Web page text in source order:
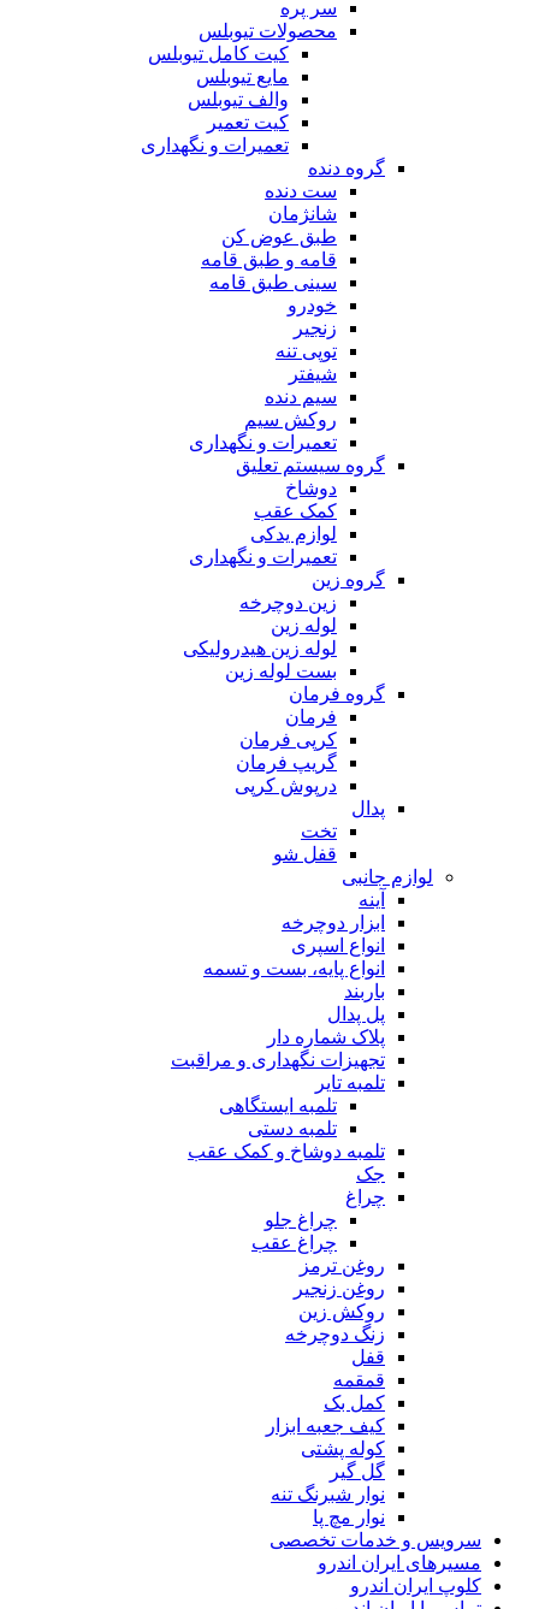
سر پره
محصولات تیوبلس
کیت کامل تیوبلس
مایع تیوبلس
والف تیوبلس
کیت تعمیر
تعمیرات و نگهداری
گروه دنده
ست دنده
شانژمان
طبق عوض کن
قامه و طبق قامه
سینی طبق قامه
خودرو
زنجیر
توپی تنه
شیفتر
سیم دنده
روکش سیم
تعمیرات و نگهداری
گروه سیستم تعلیق
دوشاخ
کمک عقب
لوازم یدکی
تعمیرات و نگهداری
گروه زین
زین دوچرخه
لوله زین
لوله زین هیدرولیکی
بست لوله زین
گروه فرمان
فرمان
کرپی فرمان
گریپ فرمان
درپوش کرپی
پدال
تخت
قفل شو
لوازم جانبی
آینه
ابزار دوچرخه
انواع اسپری
انواع پایه، بست و تسمه
باربند
پل پدال
پلاک شماره دار
تجهیزات نگهداری و مراقبت
تلمبه تایر
تلمبه ایستگاهی
تلمبه دستی
تلمبه دوشاخ و کمک عقب
جک
چراغ
چراغ جلو
چراغ عقب
روغن ترمز
روغن زنجیر
روکش زین
زنگ دوچرخه
قفل
قمقمه
کمل بک
کیف جعبه ابزار
کوله پشتی
گل گیر
نوار شبرنگ تنه
نوار مچ پا
سرویس و خدمات تخصصی
مسیرهای ایران اندرو
کلوپ ایران اندرو